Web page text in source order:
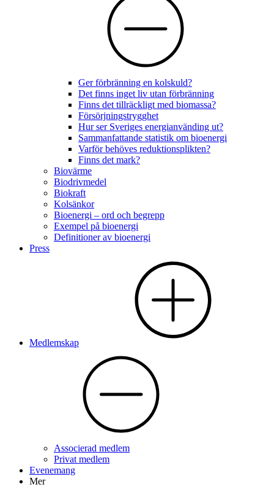
Ger förbränning en kolskuld?
Det finns inget liv utan förbränning
Finns det tillräckligt med biomassa?
Försörjningstrygghet
Hur ser Sveriges energianvänding ut?
Sammanfattande statistik om bioenergi
Varför behöves reduktionsplikten?
Finns det mark?
Biovärme
Biodrivmedel
Biokraft
Kolsänkor
Bioenergi – ord och begrepp
Exempel på bioenergi
Definitioner av bioenergi
Press
Medlemskap
Associerad medlem
Privat medlem
Evenemang
Mer